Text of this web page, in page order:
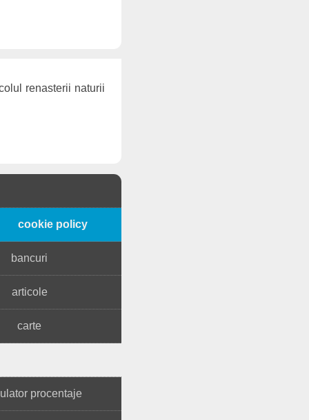
renasterii naturii
cookie policy
bancuri
articole
carte
procentaje